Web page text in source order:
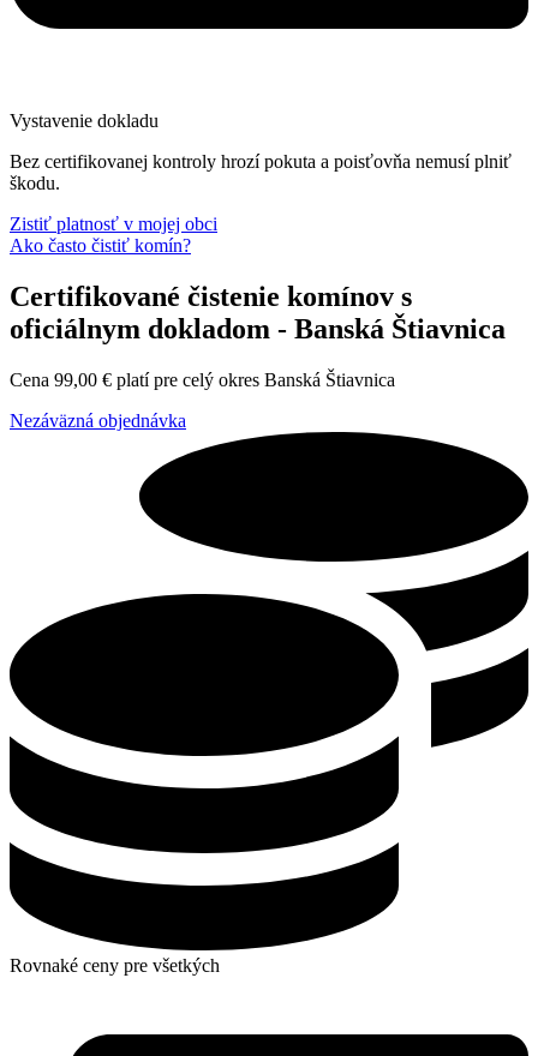
Vystavenie dokladu
Bez certifikovanej kontroly hrozí pokuta a poisťovňa nemusí plniť
škodu.
Zistiť platnosť v mojej obci
Ako často čistiť komín?
Certifikované čistenie komínov s
oficiálnym dokladom - Banská Štiavnica
Cena 99,00 € platí pre celý okres Banská Štiavnica
Nezáväzná objednávka
Rovnaké ceny pre všetkých